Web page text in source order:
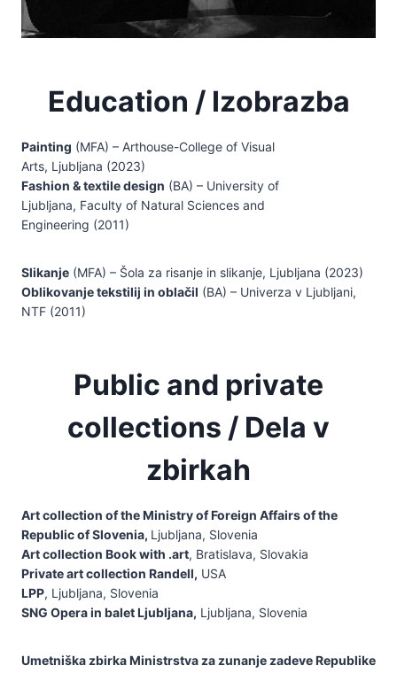
Education / Izobrazba
Painting (MFA) – Arthouse-College of Visual
Arts, Ljubljana (2023)
Fashion & textile design (BA) – University of
Ljubljana, Faculty of Natural Sciences and
Engineering (2011)
Slikanje (MFA) – Šola za risanje in slikanje, Ljubljana (2023)
Oblikovanje tekstilij in oblačil (BA) – Univerza v Ljubljani,
NTF (2011)
Public and private
collections / Dela v
zbirkah
Art collection of the Ministry of Foreign Affairs of the
Republic of Slovenia, Ljubljana, Slovenia
Art collection Book with .art, Bratislava, Slovakia
Private art collection Randell, USA
LPP, Ljubljana, Slovenia
SNG Opera in balet Ljubljana, Ljubljana, Slovenia
Umetniška zbirka Ministrstva za zunanje zadeve Republike